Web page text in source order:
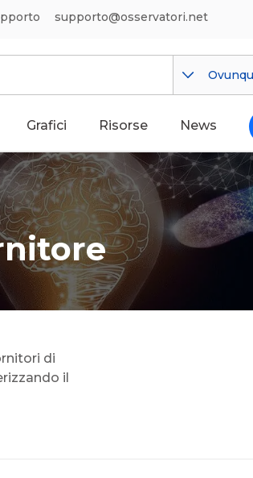
supporto@osservatori.net
Grafici Risorse News
di
il